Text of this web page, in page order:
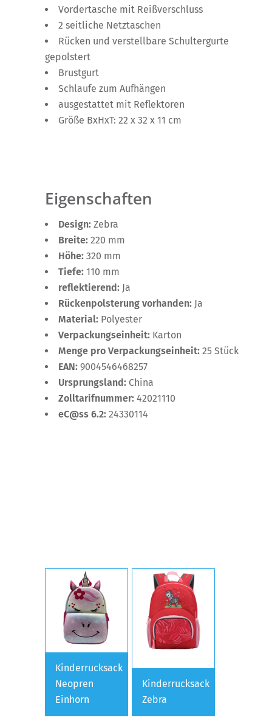
Vordertasche mit Reißverschluss
2 seitliche Netztaschen
Rücken und verstellbare Schultergurte
gepolstert
Brustgurt
Schlaufe zum Aufhängen
ausgestattet mit Reflektoren
Größe BxHxT: 22 x 32 x 11 cm
Eigenschaften
Design: Zebra
Breite: 220 mm
Höhe: 320 mm
Tiefe: 110 mm
reflektierend: Ja
Rückenpolsterung vorhanden: Ja
Material: Polyester
Verpackungseinheit: Karton
Menge pro Verpackungseinheit: 25 Stück
EAN: 9004546468257
Ursprungsland: China
Zolltarifnummer: 42021110
eC@ss 6.2: 24330114
Kinderrucksack
Neopren
Einhorn
Kinderrucksack
Zebra